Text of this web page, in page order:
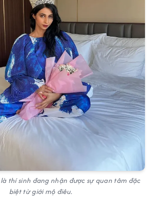
thí sinh đang nhận được sự quan tâm đặc
biệt từ giới mộ điêu.